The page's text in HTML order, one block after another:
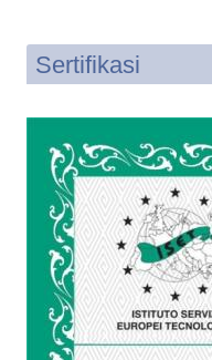
Sertifikasi